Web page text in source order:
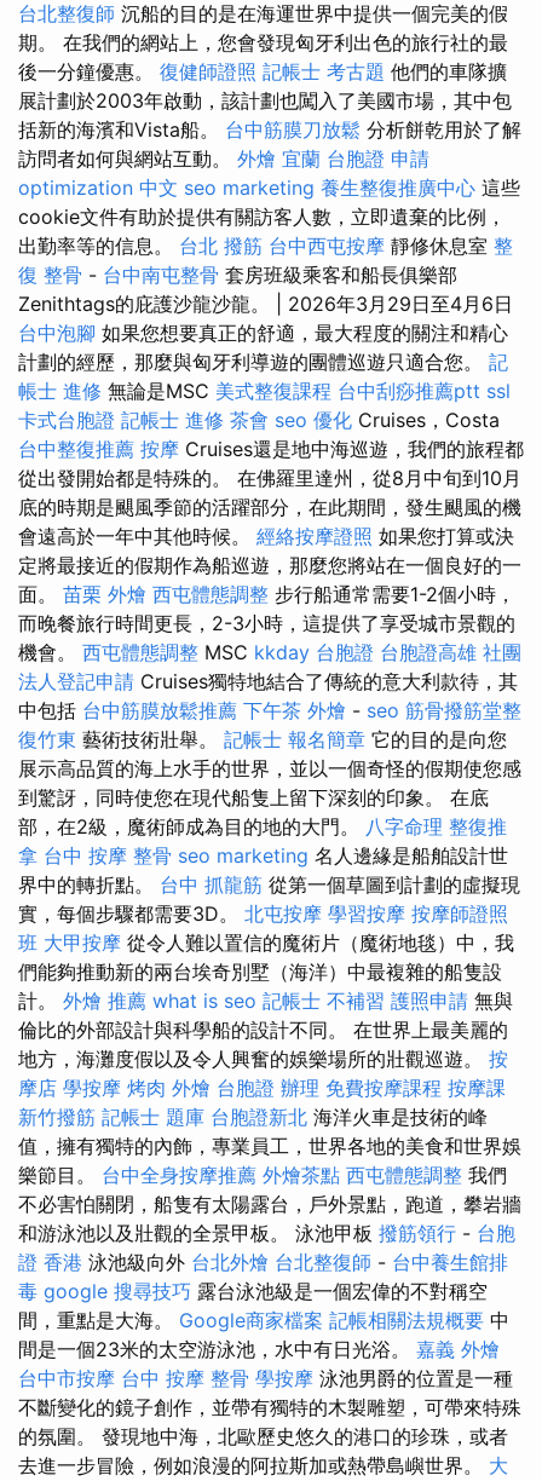
台北整復師 沉船的目的是在海運世界中提供一個完美的假
期。 在我們的網站上，您會發現匈牙利出色的旅行社的最
後一分鐘優惠。 復健師證照 記帳士 考古題 他們的車隊擴
展計劃於2003年啟動，該計劃也闖入了美國市場，其中包
括新的海濱和Vista船。 台中筋膜刀放鬆 分析餅乾用於了解
訪問者如何與網站互動。 外燴 宜蘭 台胞證 申請
optimization 中文 seo marketing 養生整復推廣中心 這些
cookie文件有助於提供有關訪客人數，立即遺棄的比例，
出勤率等的信息。 台北 撥筋 台中西屯按摩 靜修休息室 整
復 整骨 - 台中南屯整骨 套房班級乘客和船長俱樂部
Zenithtags的庇護沙龍沙龍。 | 2026年3月29日至4月6日
台中泡腳 如果您想要真正的舒適，最大程度的關注和精心
計劃的經歷，那麼與匈牙利導遊的團體巡遊只適合您。 記
帳士 進修 無論是MSC 美式整復課程 台中刮痧推薦ptt ssl
卡式台胞證 記帳士 進修 茶會 seo 優化 Cruises，Costa
台中整復推薦 按摩 Cruises還是地中海巡遊，我們的旅程都
從出發開始都是特殊的。 在佛羅里達州，從8月中旬到10月
底的時期是颶風季節的活躍部分，在此期間，發生颶風的機
會遠高於一年中其他時候。 經絡按摩證照 如果您打算或決
定將最接近的假期作為船巡遊，那麼您將站在一個良好的一
面。 苗栗 外燴 西屯體態調整 步行船通常需要1-2個小時，
而晚餐旅行時間更長，2-3小時，這提供了享受城市景觀的
機會。 西屯體態調整 MSC kkday 台胞證 台胞證高雄 社團
法人登記申請 Cruises獨特地結合了傳統的意大利款待，其
中包括 台中筋膜放鬆推薦 下午茶 外燴 - seo 筋骨撥筋堂整
復竹東 藝術技術壯舉。 記帳士 報名簡章 它的目的是向您
展示高品質的海上水手的世界，並以一個奇怪的假期使您感
到驚訝，同時使您在現代船隻上留下深刻的印象。 在底
部，在2級，魔術師成為目的地的大門。 八字命理 整復推
拿 台中 按摩 整骨 seo marketing 名人邊緣是船舶設計世
界中的轉折點。 台中 抓龍筋 從第一個草圖到計劃的虛擬現
實，每個步驟都需要3D。 北屯按摩 學習按摩 按摩師證照
班 大甲按摩 從令人難以置信的魔術片（魔術地毯）中，我
們能夠推動新的兩台埃奇別墅（海洋）中最複雜的船隻設
計。 外燴 推薦 what is seo 記帳士 不補習 護照申請 無與
倫比的外部設計與科學船的設計不同。 在世界上最美麗的
地方，海灘度假以及令人興奮的娛樂場所的壯觀巡遊。 按
摩店 學按摩 烤肉 外燴 台胞證 辦理 免費按摩課程 按摩課
新竹撥筋 記帳士 題庫 台胞證新北 海洋火車是技術的峰
值，擁有獨特的內飾，專業員工，世界各地的美食和世界娛
樂節目。 台中全身按摩推薦 外燴茶點 西屯體態調整 我們
不必害怕關閉，船隻有太陽露台，戶外景點，跑道，攀岩牆
和游泳池以及壯觀的全景甲板。 泳池甲板 撥筋領行 - 台胞
證 香港 泳池級向外 台北外燴 台北整復師 - 台中養生館排
毒 google 搜尋技巧 露台泳池級是一個宏偉的不對稱空
間，重點是大海。 Google商家檔案 記帳相關法規概要 中
間是一個23米的太空游泳池，水中有日光浴。 嘉義 外燴
台中市按摩 台中 按摩 整骨 學按摩 泳池男爵的位置是一種
不斷變化的鏡子創作，並帶有獨特的木製雕塑，可帶來特殊
的氛圍。 發現地中海，北歐歷史悠久的港口的珍珠，或者
去進一步冒險，例如浪漫的阿拉斯加或熱帶島嶼世界。 大